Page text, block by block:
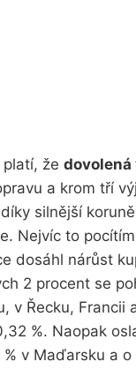
že
a krom tří
silnější
Nejvíc to
dosáhl nárůst
2 procent se
v Řecku, Francii
%. Naopak
v Maďarsku a o